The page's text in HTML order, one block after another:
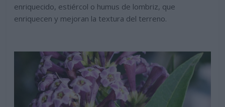
enriquecido, estiércol o humus de lombriz, que
enriquecen y mejoran la textura del terreno.